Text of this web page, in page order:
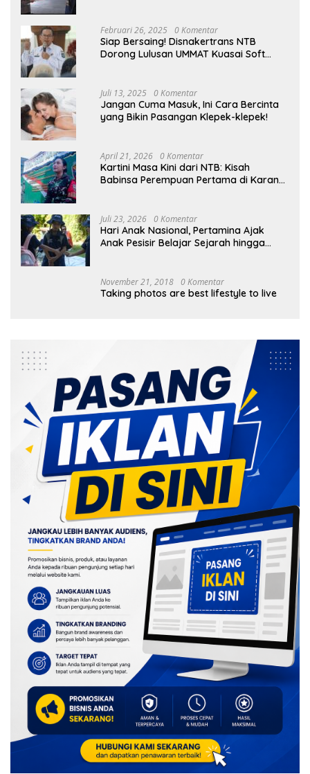
Februari 26, 2025 0 Komentar
Siap Bersaing! Disnakertrans NTB
Dorong Lulusan UMMAT Kuasai Soft
Juli 13, 2025 0 Komentar
Jangan Cuma Masuk, Ini Cara Bercinta
yang Bikin Pasangan Klepek-klepek!
April 21, 2026 0 Komentar
Kartini Masa Kini dari NTB: Kisah
Babinsa Perempuan Pertama di Karang
Juli 23, 2026 0 Komentar
Hari Anak Nasional, Pertamina Ajak
Anak Pesisir Belajar Sejarah hingga
November 21, 2018 0 Komentar
Taking photos are best lifestyle to live